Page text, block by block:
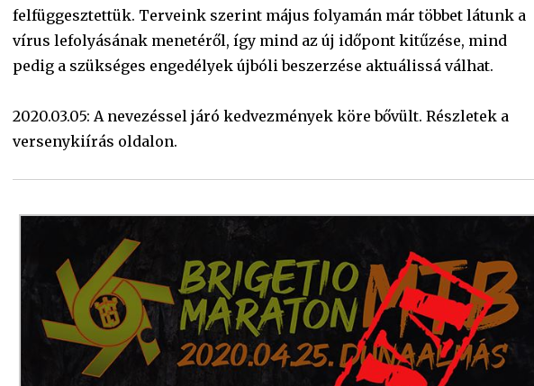
felfüggesztettük. Terveink szerint május folyamán már többet látunk a
vírus lefolyásának menetéről, így mind az új időpont kitűzése, mind
pedig a szükséges engedélyek újbóli beszerzése aktuálissá válhat.
2020.03.05: A nevezéssel járó kedvezmények köre bővült. Részletek a
versenykiírás oldalon.